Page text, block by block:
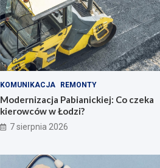
KOMUNIKACJA REMONTY
Modernizacja Pabianickiej: Co czeka
kierowców w Łodzi?
7 sierpnia 2026